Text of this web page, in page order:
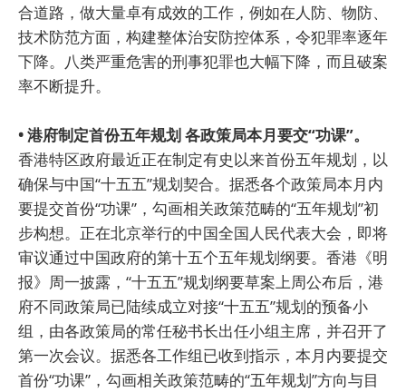
合道路，做大量卓有成效的工作，例如在人防、物防、
技术防范方面，构建整体治安防控体系，令犯罪率逐年
下降。八类严重危害的刑事犯罪也大幅下降，而且破案
率不断提升。
• 港府制定首份五年规划 各政策局本月要交“功课”。
香港特区政府最近正在制定有史以来首份五年规划，以
确保与中国“十五五”规划契合。据悉各个政策局本月内
要提交首份“功课”，勾画相关政策范畴的“五年规划”初
步构想。正在北京举行的中国全国人民代表大会，即将
审议通过中国政府的第十五个五年规划纲要。香港《明
报》周一披露，“十五五”规划纲要草案上周公布后，港
府不同政策局已陆续成立对接“十五五”规划的预备小
组，由各政策局的常任秘书长出任小组主席，并召开了
第一次会议。据悉各工作组已收到指示，本月内要提交
首份“功课”，勾画相关政策范畴的“五年规划”方向与目